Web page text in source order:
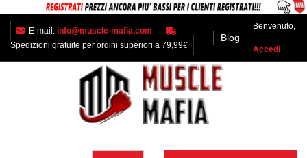
E-mail: info@muscle-mafia.com
Spedizioni gratuite per ordini superiori a 79,99€
Blog
Benvenuto,
Accedi